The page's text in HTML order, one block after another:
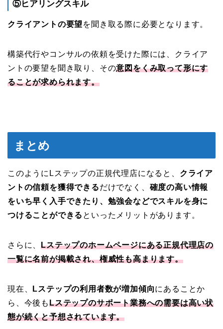
⑤ヒアリングスキル
クライアントの要望を聞き取る際に必要となります。
構築代行やコンサルの依頼を受けた際には、クライア
ントの要望を聞き取り、その意図をくみ取って形にす
ることが求められます。
まとめ
このようにLステップの正規代理店になると、 クライア
ントの信頼を獲得できるだけでなく、 確度の高い情報
をいち早く入手できたり、勉強会などでスキルを身に
つけることができる といったメリットがあります。
さらに、Lステップのホームページにある正規代理店の
一覧に名前が掲載され、権威性も高まります。
現在、 Lステップの利用者数が増加傾向にあることか
ら、今後もLステップのサポート業務への需要は高い状
態が続くと予想されています。